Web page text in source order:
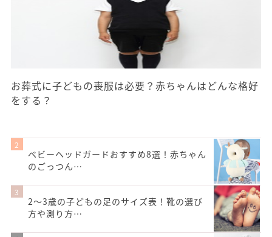
お葬式に子どもの喪服は必要？赤ちゃんはどんな格好
をする？
ベビーヘッドガードおすすめ8選！赤ちゃん
のごっつん…
2〜3歳の子どもの足のサイズ表！靴の選び
方や測り方…